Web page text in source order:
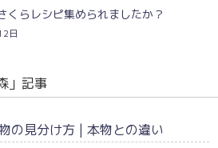
くらレシピ集められましたか？
日
」記事
の見分け方 | 本物との違い